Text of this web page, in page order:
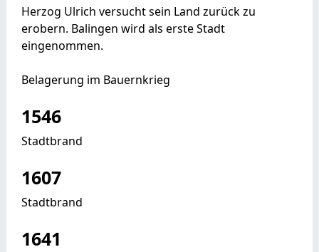
Herzog Ulrich versucht sein Land zurück zu
erobern. Balingen wird als erste Stadt
eingenommen.
Belagerung im Bauernkrieg
1546
Stadtbrand
1607
Stadtbrand
1641